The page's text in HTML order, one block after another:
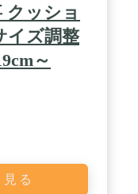
クッショ
イズ調整
～
る